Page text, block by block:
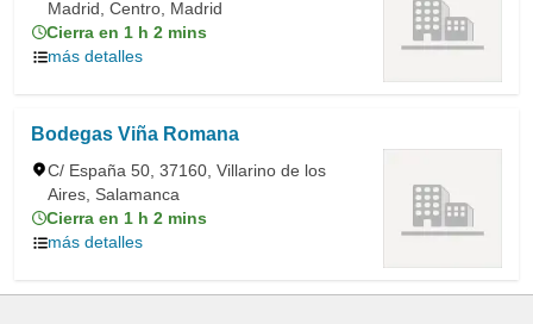
Madrid, Centro, Madrid
Cierra en 1 h 2 mins
más detalles
Bodegas Viña Romana
C/ España 50, 37160, Villarino de los
Aires, Salamanca
Cierra en 1 h 2 mins
más detalles